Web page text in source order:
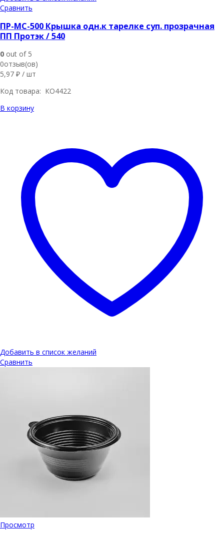
Сравнить
ПР-МС-500 Крышка одн.к тарелке суп. прозрачная
ПП Протэк / 540
0 out of 5
0отзыв(ов)
5,97 ₽ / шт
Код товара: КО4422
В корзину
Добавить в список желаний
Сравнить
Просмотр